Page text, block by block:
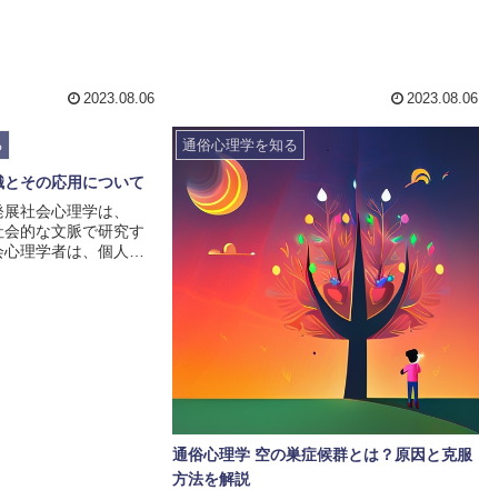
2023.08.06 2023.08.06
その応用について
社会心理学は、
的な文脈で研究す
理学者は、個人の
通俗心理学を知る
通俗心理学 空の巣症候群とは？原因と克服
方法を解説